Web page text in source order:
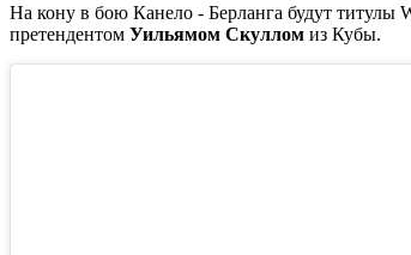
На кону в бою Канело - Берланга будут
претендентом Уильямом Скуллом из Кубы.